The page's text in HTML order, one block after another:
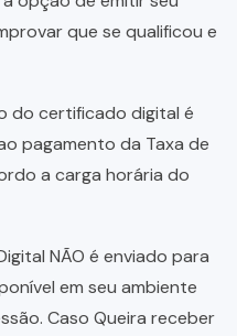
que se qualificou e
do certificado digital é
pagamento da Taxa de
a carga horária do
NÃO é enviado para
em seu ambiente
Caso Queira receber